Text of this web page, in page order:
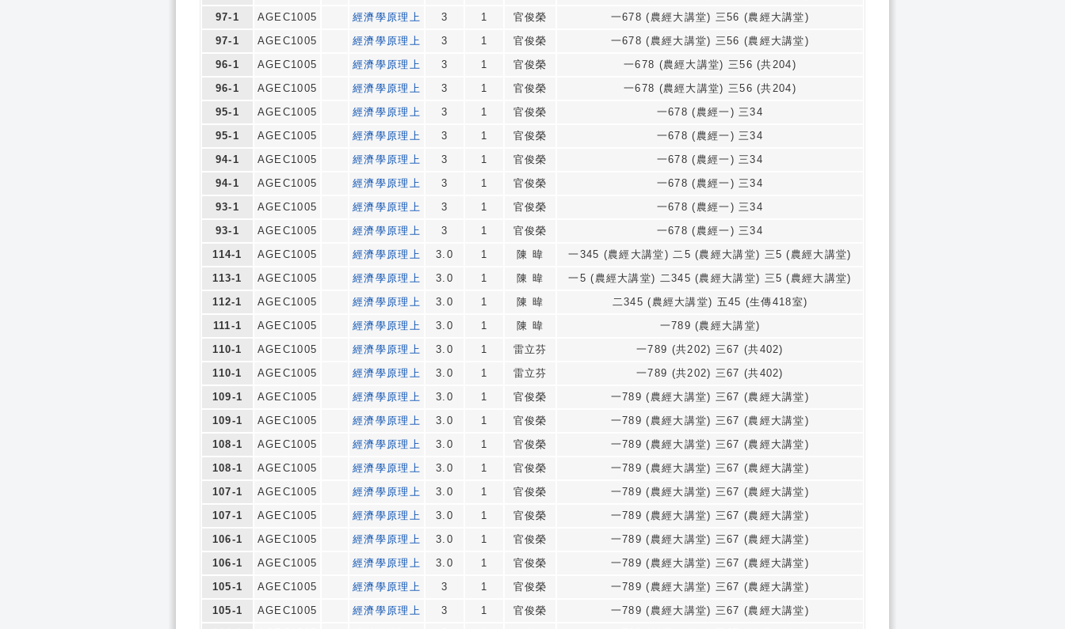
97-1
AGEC1005 經濟學原理上 3 1 官俊榮
一678 (農經大講堂) 三56 (農經大講堂)
97-1
AGEC1005 經濟學原理上 3 1 官俊榮
一678 (農經大講堂) 三56 (農經大講堂)
96-1
AGEC1005 經濟學原理上 3 1 官俊榮
一678 (農經大講堂) 三56 (共204)
96-1
AGEC1005 經濟學原理上 3 1 官俊榮
一678 (農經大講堂) 三56 (共204)
95-1
AGEC1005 經濟學原理上 3 1 官俊榮
一678 (農經一) 三34
95-1
AGEC1005 經濟學原理上 3 1 官俊榮
一678 (農經一) 三34
94-1
AGEC1005 經濟學原理上 3 1 官俊榮
一678 (農經一) 三34
94-1
AGEC1005 經濟學原理上 3 1 官俊榮
一678 (農經一) 三34
93-1
AGEC1005 經濟學原理上 3 1 官俊榮
一678 (農經一) 三34
93-1
AGEC1005 經濟學原理上 3 1 官俊榮
一678 (農經一) 三34
114-1
AGEC1005 經濟學原理上 3.0 1 陳 暐
一345 (農經大講堂) 二5 (農經大講堂) 三5 (農經大講堂)
113-1
AGEC1005 經濟學原理上 3.0 1 陳 暐
一5 (農經大講堂) 二345 (農經大講堂) 三5 (農經大講堂)
112-1
AGEC1005 經濟學原理上 3.0 1 陳 暐
二345 (農經大講堂) 五45 (生傳418室)
111-1
AGEC1005 經濟學原理上 3.0 1 陳 暐
一789 (農經大講堂)
110-1
AGEC1005 經濟學原理上 3.0 1 雷立芬
一789 (共202) 三67 (共402)
110-1
AGEC1005 經濟學原理上 3.0 1 雷立芬
一789 (共202) 三67 (共402)
109-1
AGEC1005 經濟學原理上 3.0 1 官俊榮
一789 (農經大講堂) 三67 (農經大講堂)
109-1
AGEC1005 經濟學原理上 3.0 1 官俊榮
一789 (農經大講堂) 三67 (農經大講堂)
108-1
AGEC1005 經濟學原理上 3.0 1 官俊榮
一789 (農經大講堂) 三67 (農經大講堂)
108-1
AGEC1005 經濟學原理上 3.0 1 官俊榮
一789 (農經大講堂) 三67 (農經大講堂)
107-1
AGEC1005 經濟學原理上 3.0 1 官俊榮
一789 (農經大講堂) 三67 (農經大講堂)
107-1
AGEC1005 經濟學原理上 3.0 1 官俊榮
一789 (農經大講堂) 三67 (農經大講堂)
106-1
AGEC1005 經濟學原理上 3.0 1 官俊榮
一789 (農經大講堂) 三67 (農經大講堂)
106-1
AGEC1005 經濟學原理上 3.0 1 官俊榮
一789 (農經大講堂) 三67 (農經大講堂)
105-1
AGEC1005 經濟學原理上 3 1 官俊榮
一789 (農經大講堂) 三67 (農經大講堂)
105-1
AGEC1005 經濟學原理上 3 1 官俊榮
一789 (農經大講堂) 三67 (農經大講堂)